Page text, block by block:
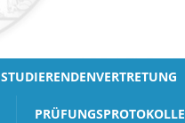
STUDIERENDENVERTRETUNG
PRÜFUNGSPROTOKOLLE